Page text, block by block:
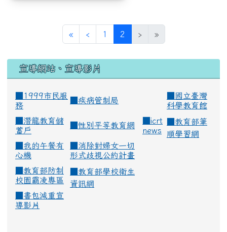
« ‹ 1 2 (current)
› »
宣導網站、宣導影片
■1999市民服
務
疾病管制局
國立臺灣
科學教育館
潛龍教育儲
蓄戶
性別平等教育網
icrt
news
教育部筆
順學習網
我的午餐有
心機
消除對婦女一切
形式歧視公約計畫
教育部防制
校園霸凌專區
教育部學校衛生
資訊網
書包減重宣
導影片